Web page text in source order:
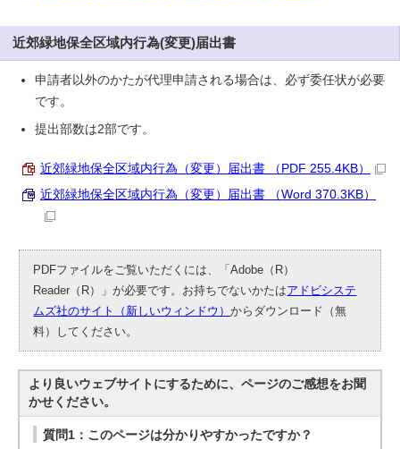
近郊緑地保全区域内行為(変更)届出書
申請者以外のかたが代理申請される場合は、必ず委任状が必要
です。
提出部数は2部です。
近郊緑地保全区域内行為（変更）届出書 （PDF 255.4KB）
近郊緑地保全区域内行為（変更）届出書 （Word 370.3KB）
PDFファイルをご覧いただくには、「Adobe（R）
Reader（R）」が必要です。お持ちでないかたはアドビシステ
ムズ社のサイト（新しいウィンドウ）からダウンロード（無
料）してください。
より良いウェブサイトにするために、ページのご感想をお聞
かせください。
質問1：このページは分かりやすかったですか？